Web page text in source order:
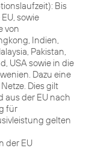
Bis
sowie
von
Indien,
Pakistan,
USA sowie in die
Dazu eine
Dies gilt
aus der EU nach
für
gelten
der EU